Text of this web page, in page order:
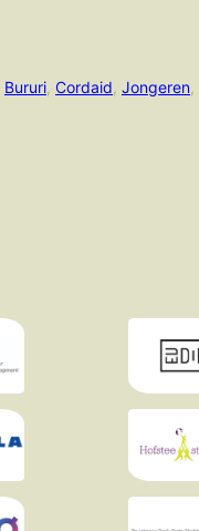
Bururi, Cordaid, Jongeren,